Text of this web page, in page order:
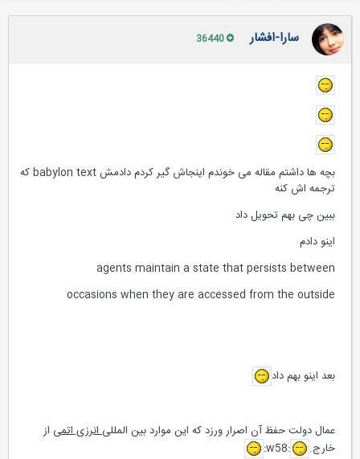
سارا-افشار
بچه ها داشتم مقاله می خوندم اینجاش گیر کردم دادمش babylon text که
ترجمه اش کنه
ببین چی بهم تحویل داد
اینو دادم
agents maintain a state that persists between
occasions when they are accessed from the outside
بعد اینو بهم داد
عمال دولت حفظ آن اصرار ورزد كه اين موارد بين المللیانرزی اتمیاز
خارج.
:w58: